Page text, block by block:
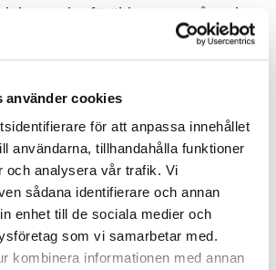
använder cookies
för att anpassa innehållet
användarna, tillhandahålla funktioner
och analysera vår trafik. Vi
sådana identifierare och annan
enhet till de sociala medier och
som vi samarbetar med.
kombinera informationen med annan
den andra föräldern, men å andra
barnet från missförhållanden.
att klara på egen hand. Ta